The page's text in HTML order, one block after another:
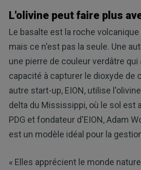
L'olivine peut faire plus
Le basalte est la roche
mais ce n'est pas la seule. Une
une pierre de couleur verdâtre qui
capacité à capturer le dioxyde de
autre start-up, EION, utilise
delta du Mississippi, où le sol est
PDG et fondateur d'EION, Adam
est un modèle idéal pour la
« Elles apprécient le monde